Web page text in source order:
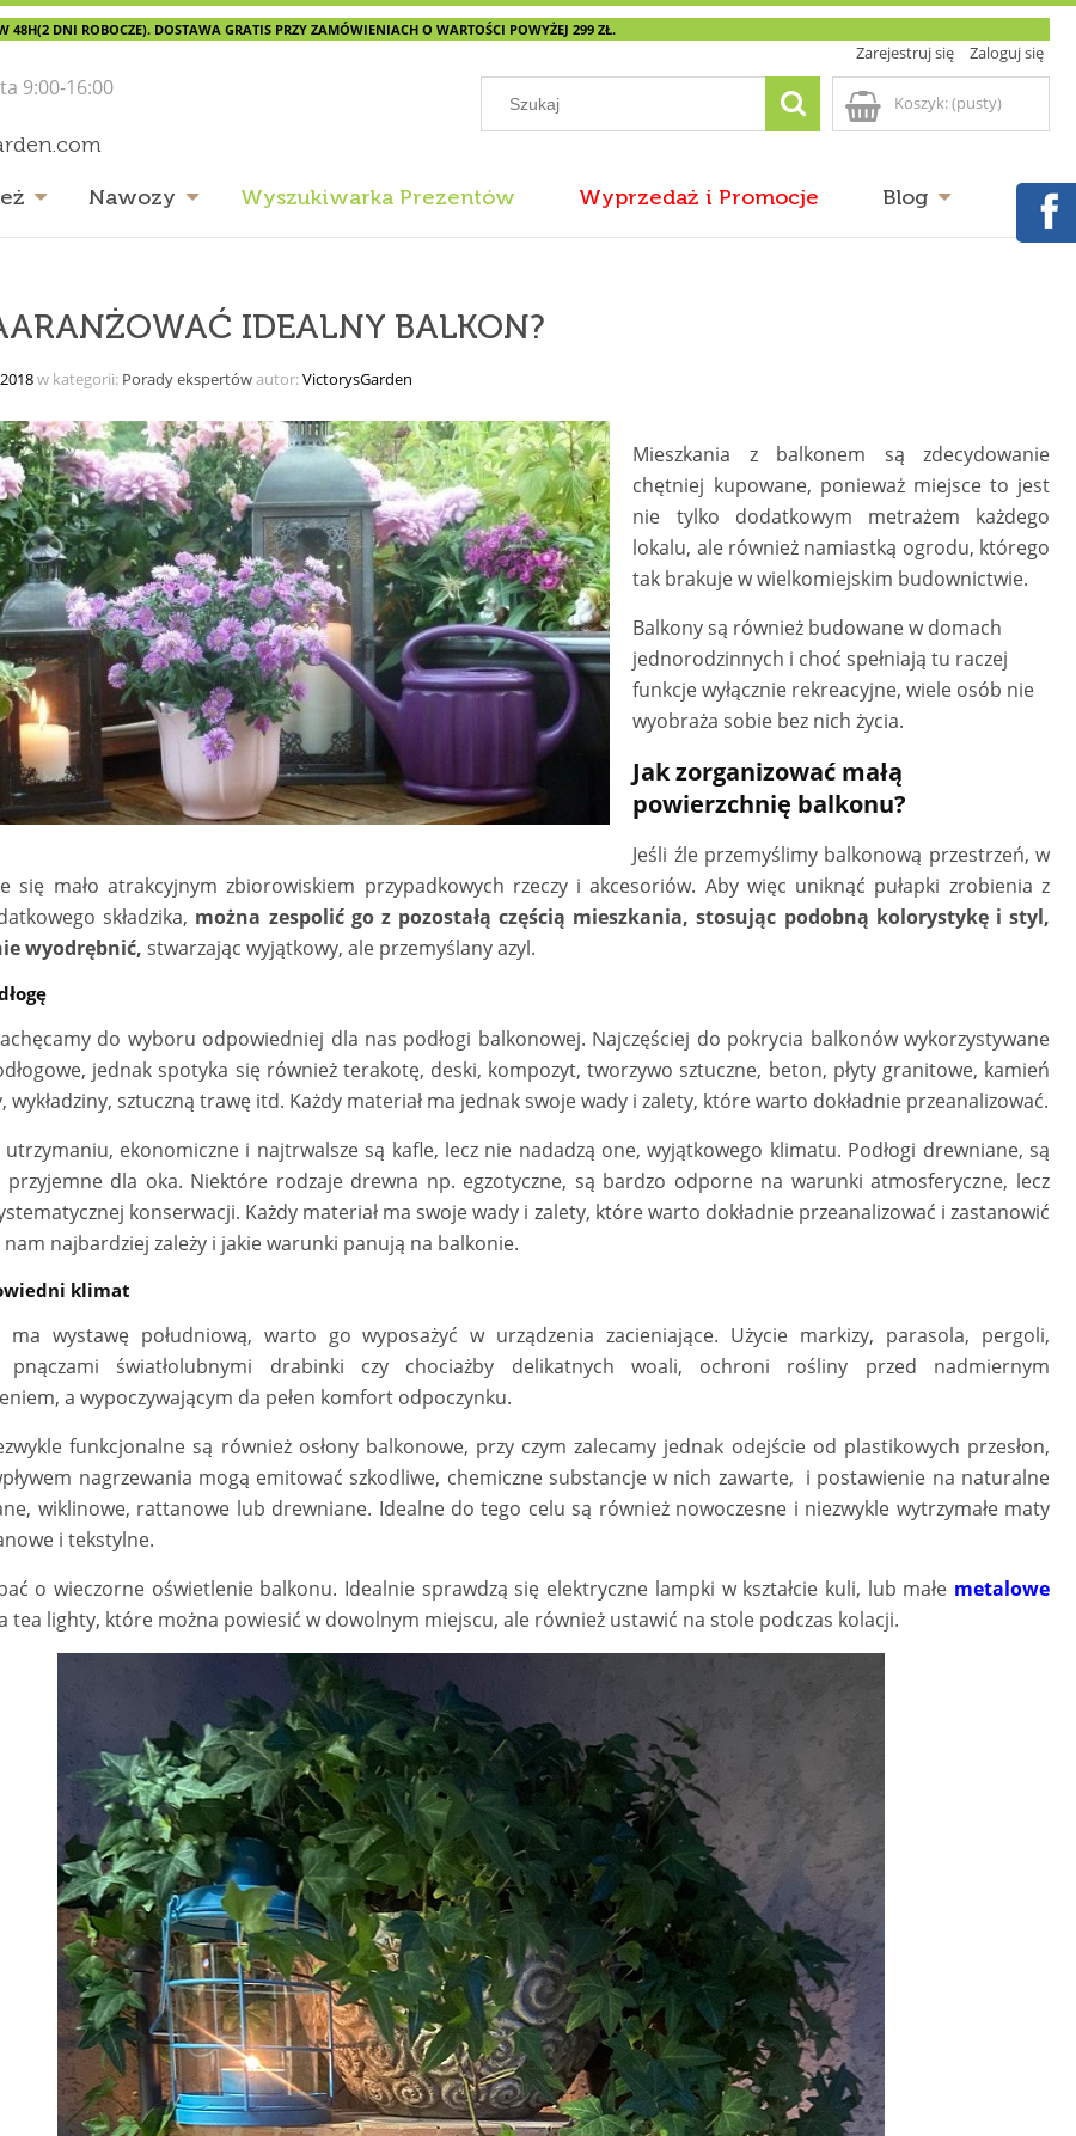
48H(2 DNI ROBOCZE). DOSTAWA GRATIS PRZY ZAMÓWIENIACH O WARTOŚCI POWYŻEJ 299 ZŁ.
Zarejestruj się Zaloguj się
9:00-16:00
Koszyk:(pusty)
Nawozy Wyszukiwarka Prezentów Wyprzedaż i Promocje Blog
IDEALNY BALKON?
w kategorii: Porady ekspertówautor:VictorysGarden
Mieszkania z balkonem są zdecydowanie
chętniej kupowane, ponieważ miejsce to jest
nie tylko dodatkowym metrażem każdego
lokalu, ale również namiastką ogrodu, którego
tak brakuje w wielkomiejskim budownictwie.
Balkony są również budowane w domach
jednorodzinnych i choć spełniają tu raczej
funkcje wyłącznie rekreacyjne, wiele osób nie
wyobraża sobie bez nich życia.
Jak zorganizować małą
powierzchnię balkonu?
Jeśli źle przemyślimy balkonową przestrzeń, w
się mało atrakcyjnym zbiorowiskiem przypadkowych rzeczy i akcesoriów. Aby więc uniknąć pułapki zrobienia z
składzika, można zespolić go z pozostałą częścią mieszkania, stosując podobną kolorystykę i styl,
wyodrębnić, stwarzając wyjątkowy, ale przemyślany azyl.
do wyboru odpowiedniej dla nas podłogi balkonowej. Najczęściej do pokrycia balkonów wykorzystywane
jednak spotyka się również terakotę, deski, kompozyt, tworzywo sztuczne, beton, płyty granitowe, kamień
wykładziny, sztuczną trawę itd. Każdy materiał ma jednak swoje wady i zalety, które warto dokładnie przeanalizować.
utrzymaniu, ekonomiczne i najtrwalsze są kafle, lecz nie nadadzą one, wyjątkowego klimatu. Podłogi drewniane, są
przyjemne dla oka. Niektóre rodzaje drewna np. egzotyczne, są bardzo odporne na warunki atmosferyczne, lecz
konserwacji. Każdy materiał ma swoje wady i zalety, które warto dokładnie przeanalizować i zastanowić
nam najbardziej zależy i jakie warunki panują na balkonie.
klimat
ma wystawę południową, warto go wyposażyć w urządzenia zacieniające. Użycie markizy, parasola, pergoli,
pnączami światłolubnymi drabinki czy chociażby delikatnych woali, ochroni rośliny przed nadmiernym
a wypoczywającym da pełen komfort odpoczynku.
funkcjonalne są również osłony balkonowe, przy czym zalecamy jednak odejście od plastikowych przesłon,
nagrzewania mogą emitować szkodliwe, chemiczne substancje w nich zawarte, i postawienie na naturalne
wiklinowe, rattanowe lub drewniane. Idealne do tego celu są również nowoczesne i niezwykle wytrzymałe maty
i tekstylne.
o wieczorne oświetlenie balkonu. Idealnie sprawdzą się elektryczne lampki w kształcie kuli, lub małe metalowe
tea lighty, które można powiesić w dowolnym miejscu, ale również ustawić na stole podczas kolacji.